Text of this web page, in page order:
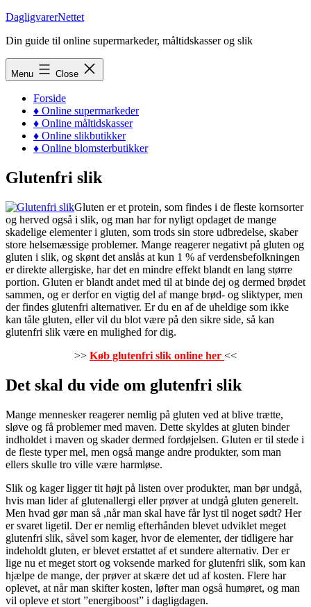
Skip
content
DagligvarerNettet
Din guide til online supermarkeder, måltidskasser og slik
Menu Close
Forside
♦ Online supermarkeder
♦ Online måltidskasser
♦ Online slikbutikker
♦ Online blomsterbutikker
Glutenfri slik
Gluten er et protein, som findes i de fleste kornsorter
og herved også i slik, og man har for nyligt opdaget de mange
skadelige elementer i gluten, som trods sin store udbredelse, skaber
store helsemæssige problemer. Mange reagerer negativt på gluten og
gluten i slik, og skønt det anslås at kun 1 % af verdensbefolkningen
er direkte allergiske, har det en mindre effekt blandt en lang større
portion. Gluten er blandt andet med til at binde dej og dermed brødet
sammen, og er derfor en vigtig del af mange brød- og sliktyper, men
der findes glutenfri alternativer. Er du en af de uheldige som ikke
kan tåle gluten, eller vil du blot være på den sikre side, så kan
glutenfri slik være en mulighed for dig.
>> Køb glutenfri slik online her <<
Det skal du vide om glutenfri slik
Mange mennesker reagerer nemlig på gluten ved at blive trætte,
sløve og få problemer med maven. Dette skyldes at gluten binder
indholdet i maven og skader dermed fordøjelsen. Gluten er til stede i
de fleste typer mel, men også mange andre produkter, som man
ellers skulle tro ville være harmløse.
Slik og kager ligger tit højt på listen over produkter, man bør undgå,
hvis man lider af glutenallergi eller prøver at undgå gluten generelt.
Men hvad gør man så ,når man skal have får lyst til noget sødt? Her
er svaret ligetil. Der er nemlig efterhånden blevet udviklet meget
glutenfri slik, såvel som kager, hvor de elementer, der tidligere har
indeholdt gluten, er blevet erstattet af et sundere alternativ. Der er
lige nu et meget stort og voksende marked for glutenfri slik, som kan
hjælpe de mange, der prøver at skære det ud af kosten. Flere har
oplevet, at når man skifter kosten, løfter man også humøret, og man
vil opleve et stort ”energiboost” i dagligdagen.